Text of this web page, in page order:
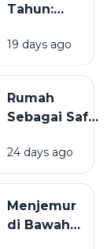
Tahun:
Momen
Bertambah
Terasa
Istimewa?
19 days ago
Rumah
Sebagai Safe
Mengapa
Lingkungan
Tinggal yang
Bersih
24 days ago
Menjemur
di Bawah